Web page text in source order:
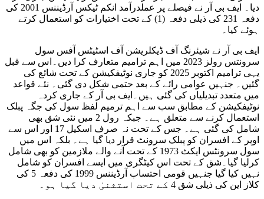
دیا۔ ایف بی آر نے فیصلے پر عملدرآمد انکم ٹیکس آرڈیننس 2001 کی
دفعہ 231 کی ذیلی دفعہ (1) کے تحت اختیارات کو استعمال کرتے
ہوئے کیا۔
ایف بی آر نے شیئرنگ آف ڈیکلریشن آف اسٹیٹس آفس سول
سرونتس رولز 2023 میں اہم ترامیم متعارف کرا دیں۔اس سے قبل
یہی ترامیم اکتوبر 2025 کو جاری نوٹیفکیشن کے تحت شائع کی
گئیں۔ جنہیں عوامی رائے کے بعد حتمی شکل دی گئی۔ نئے قواعد
میں متعدد تبدیلیاں کی گئی ہیں۔ایف بی آر کے جاری کردہ
نوٹیفکیشن کے مطابق سب سے اہم ترمیم لفظ سول کی جگہ پبلک
استعمال کرنے سے متعلق ہے۔ جبکہ رول 2 میں نئی شق بھی
شامل کی گئی ہے۔ جس کے تحت نہ صرف اسکیل 17 اور اس سے
اوپر کے افسران کو پبلک سرونٹ قرار دیا گیا ہے۔ بلکہ اس میں
سول سرونٹس ایکٹ 1973 کے تحت آنے والے ملازمین کو بھی شامل
کرلیا گیا۔شق کے تحت اس کیٹگری میں ایسے افسران کو شامل
نہیں کیا گیا جنہیں قومی احتساب آرڈیننس 1999 کی دفعہ 5 کی
کلاز این کی ذیلی شق 4 کے تحت استثنیٰ دیا گیا ہو۔